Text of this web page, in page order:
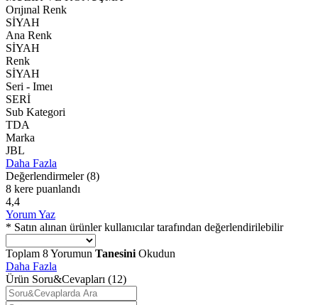
Orıjınal Renk
SİYAH
Ana Renk
SİYAH
Renk
SİYAH
Seri - Imeı
SERİ
Sub Kategori
TDA
Marka
JBL
Daha Fazla
Değerlendirmeler (8)
8 kere puanlandı
4,4
Yorum Yaz
* Satın alınan ürünler kullanıcılar tarafından değerlendirilebilir
Toplam 8Yorumun Tanesini Okudun
Daha Fazla
Ürün Soru&Cevapları (12)